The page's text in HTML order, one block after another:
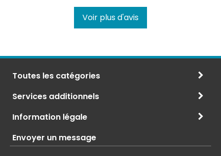
Voir plus d'avis
Toutes les catégories
Services additionnels
Information légale
Envoyer un message